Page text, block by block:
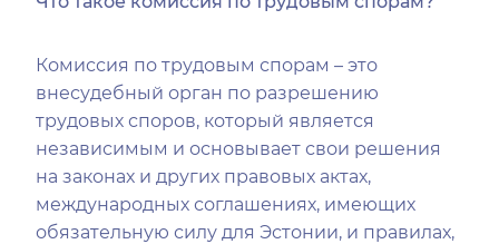
Комиссия по трудовым спорам – это
внесудебный орган по разрешению
трудовых споров, который является
независимым и основывает свои решения
на законах и других правовых актах,
международных соглашениях, имеющих
обязательную силу для Эстонии, и правилах,